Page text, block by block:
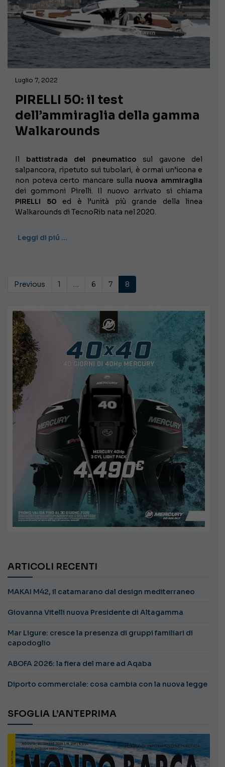
Luglio 7, 2022
PIRELLI 50: il test
dell’ammiraglia della gamma
Walkarounds
Il battistrada del pneumatico sul gavone del
salpancora, ripetuto sui tubolari, è ormai un’icona e
non poteva certo mancare sulla nuova ammiraglia
dei gommoni Pirelli. Il nuovo arrivato si chiama
PIRELLI 50 ed è l’unità più grande della linea
Walkarounds di TecnoRib nata nel 2020.
Leggi di piú …
Previous 1 … 6 7 8
ARTICOLI RECENTI
MAKAI M42, il catamarano dal design mediterraneo
Giovanna Vitelli nuova Presidente di Altagamma
Mar Ligure: cresce la presenza di gruppi familiari di
capodoglio
ABOFA 2026: la fiera del mare ad Aqaba
Diporto commerciale: cosa cambia con la nuova legge
SFOGLIA L’ANTEPRIMA